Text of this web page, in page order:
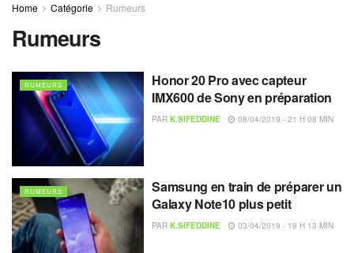
Home Catégorie Rumeurs
Rumeurs
RUMEURS
Honor 20 Pro avec capteur
IMX600 de Sony en préparation
PAR K.SIFEDDINE 08/04/2019 - 21 H 08 MIN
RUMEURS
Samsung en train de préparer un
Galaxy Note10 plus petit
PAR K.SIFEDDINE 03/04/2019 - 19 H 13 MIN